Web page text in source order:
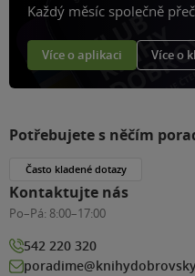
Každý měsíc společně
Více o aplikaci Více o
Potřebujete s něčím
Často kladené dotazy
Kontaktujte nás
Po–Pá: 8:00–17:00
542 220 320